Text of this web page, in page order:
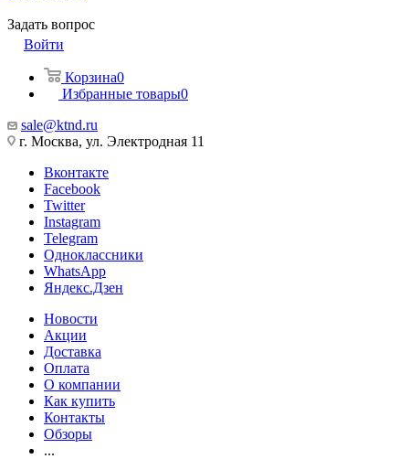
Задать вопрос
Войти
Корзина0
Избранные товары0
sale@ktnd.ru
г. Москва, ул. Электродная 11
Вконтакте
Facebook
Twitter
Instagram
Telegram
Одноклассники
WhatsApp
Яндекс.Дзен
Новости
Акции
Доставка
Оплата
О компании
Как купить
Контакты
Обзоры
...